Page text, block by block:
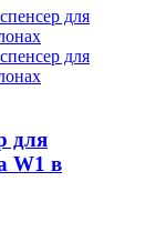
для
W1 в